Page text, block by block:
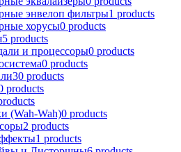
энвелоп фильтры1 products
хорусы0 products
5 products
и процессоры0 products
0 products
30 products
products
(Wah-Wah)0 products
2 products
1 products